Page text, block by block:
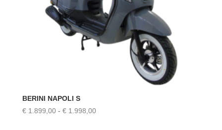
BERINI NAPOLI S
€1.899,00 - €1.998,00Prijsklasse: